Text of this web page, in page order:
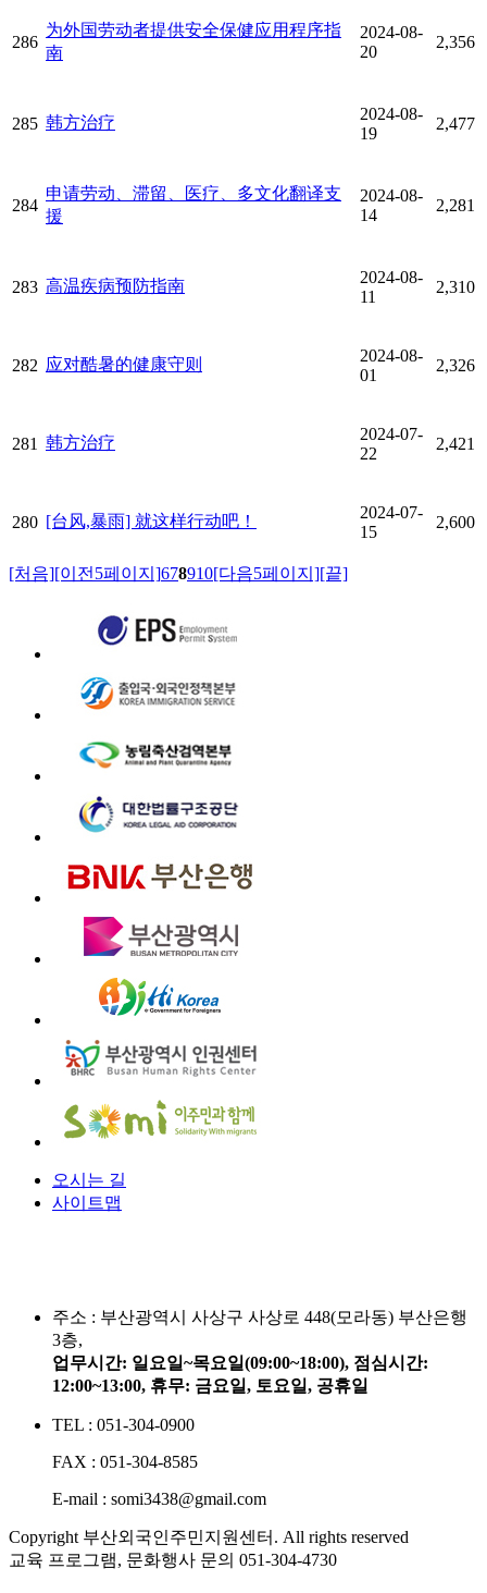
286
为外国劳动者提供安全保健应用程序指
南
2024-08-
20
2,356
285 韩方治疗
2024-08-
19
2,477
284
申请劳动、滞留、医疗、多文化翻译支
援
2024-08-
14
2,281
283 高温疾病预防指南
2024-08-
11
2,310
282 应对酷暑的健康守则
2024-08-
01
2,326
281 韩方治疗
2024-07-
22
2,421
280 [台风,暴雨] 就这样行动吧！
2024-07-
15
2,600
[처음][이전5페이지]678910[다음5페이지][끝]
오시는 길
사이트맵
주소 : 부산광역시 사상구 사상로 448(모라동) 부산은행
3층,
업무시간: 일요일~목요일(09:00~18:00), 점심시간:
12:00~13:00, 휴무: 금요일, 토요일, 공휴일
TEL : 051-304-0900
FAX : 051-304-8585
E-mail : somi3438@gmail.com
Copyright 부산외국인주민지원센터. All rights reserved
교육 프로그램, 문화행사 문의 051-304-4730